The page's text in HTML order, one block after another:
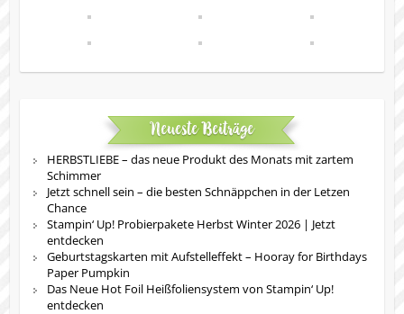
Neueste Beiträge
HERBSTLIEBE – das neue Produkt des Monats mit zartem
Schimmer
Jetzt schnell sein – die besten Schnäppchen in der Letzen
Chance
Stampin‘ Up! Probierpakete Herbst Winter 2026 | Jetzt
entdecken
Geburtstagskarten mit Aufstelleffekt – Hooray for Birthdays
Paper Pumpkin
Das Neue Hot Foil Heißfoliensystem von Stampin‘ Up!
entdecken